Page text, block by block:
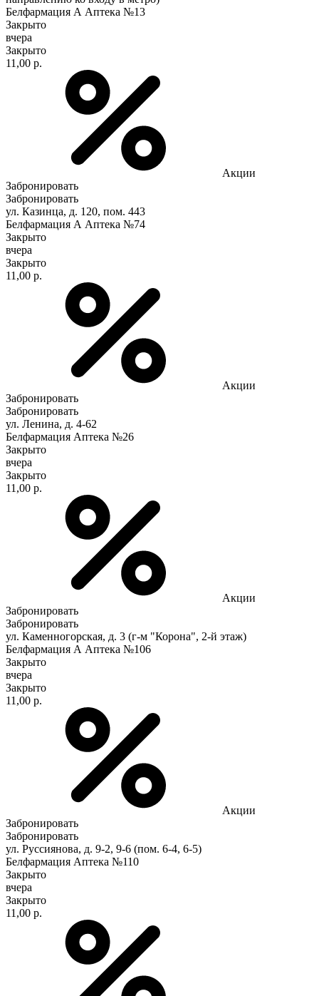
Белфармация А Аптека №13
Закрыто
вчера
Закрыто
11,00 р.
Акции
Забронировать
Забронировать
ул. Казинца, д. 120, пом. 443
Белфармация А Аптека №74
Закрыто
вчера
Закрыто
11,00 р.
Акции
Забронировать
Забронировать
ул. Ленина, д. 4-62
Белфармация Аптека №26
Закрыто
вчера
Закрыто
11,00 р.
Акции
Забронировать
Забронировать
ул. Каменногорская, д. 3 (г-м "Корона", 2-й этаж)
Белфармация А Аптека №106
Закрыто
вчера
Закрыто
11,00 р.
Акции
Забронировать
Забронировать
ул. Руссиянова, д. 9-2, 9-6 (пом. 6-4, 6-5)
Белфармация Аптека №110
Закрыто
вчера
Закрыто
11,00 р.